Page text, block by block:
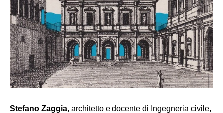
Stefano Zaggia, architetto e docente di Ingegneria civile,